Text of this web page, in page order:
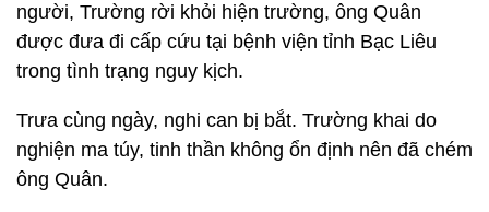
người, Trường rời khỏi hiện trường, ông Quân
được đưa đi cấp cứu tại bệnh viện tỉnh Bạc Liêu
trong tình trạng nguy kịch.
Trưa cùng ngày, nghi can bị bắt. Trường khai do
nghiện ma túy, tinh thần không ổn định nên đã chém
ông Quân.